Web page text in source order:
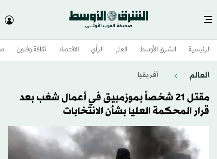
الرئيسية الشرق الأوسط​ العالم الرأي الاقتصاد ثقافة وفنون
العالم أفريقيا
مقتل 21 شخصاً بموزمبيق في أعمال شغب بعد
قرار المحكمة العليا بشأن الانتخابات